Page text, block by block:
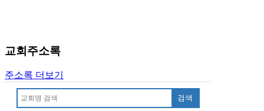
교회주소록
주소록 더보기
검색